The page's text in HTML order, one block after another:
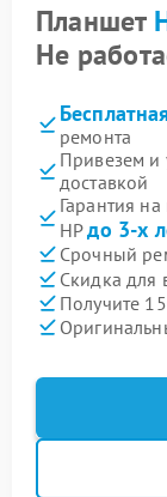
Планшет
Не
ремонта
Привезем и
доставкой
Гарантия
HPдо 3-х
Срочный
Скидка для
Получите